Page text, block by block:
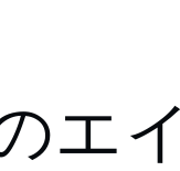
エ